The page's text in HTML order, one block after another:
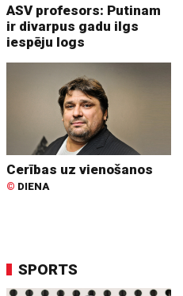
ASV profesors: Putinam
ir divarpus gadu ilgs
iespēju logs
Cerības uz vienošanos
© DIENA
SPORTS